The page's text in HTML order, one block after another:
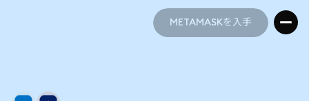
METAMASKを入手